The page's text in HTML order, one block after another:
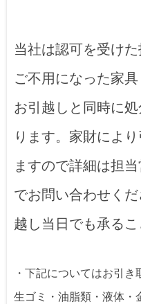
当社は認可を受けた
ご不用になった家
お引越しと同時に
ります。家財によ
ますので詳細は担
でお問い合わせくだ
越し当日でも承るこ
・下記についてはお引き
生ゴミ・油脂類・液体・